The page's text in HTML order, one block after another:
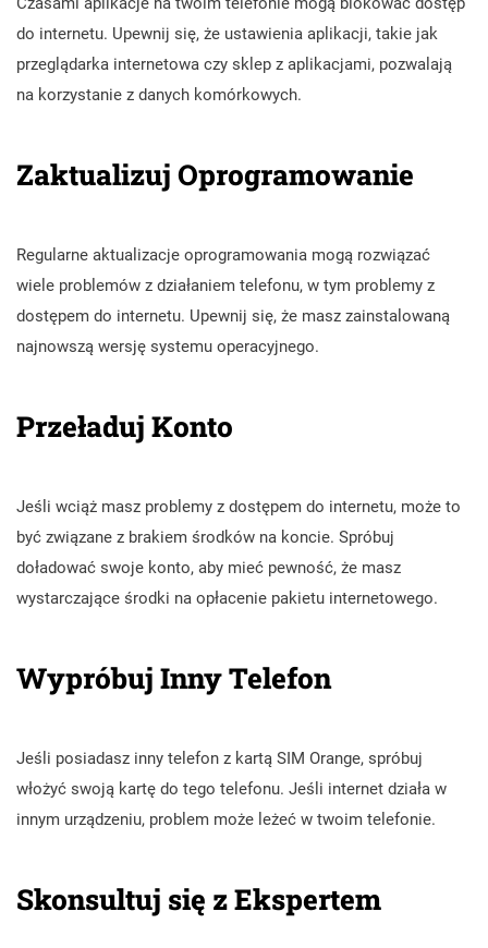
do internetu. Upewnij się, że ustawienia aplikacji, takie jak
przeglądarka internetowa czy sklep z aplikacjami, pozwalają
na korzystanie z danych komórkowych.
Zaktualizuj Oprogramowanie
Regularne aktualizacje oprogramowania mogą rozwiązać
wiele problemów z działaniem telefonu, w tym problemy z
dostępem do internetu. Upewnij się, że masz zainstalowaną
najnowszą wersję systemu operacyjnego.
Przeładuj Konto
Jeśli wciąż masz problemy z dostępem do internetu, może to
być związane z brakiem środków na koncie. Spróbuj
doładować swoje konto, aby mieć pewność, że masz
wystarczające środki na opłacenie pakietu internetowego.
Wypróbuj Inny Telefon
Jeśli posiadasz inny telefon z kartą SIM Orange, spróbuj
włożyć swoją kartę do tego telefonu. Jeśli internet działa w
innym urządzeniu, problem może leżeć w twoim telefonie.
Skonsultuj się z Ekspertem